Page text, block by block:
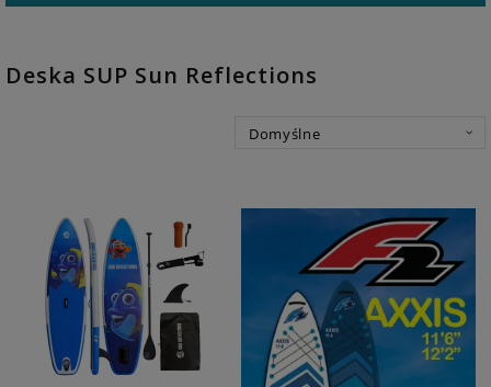
Deska SUP Sun Reflections